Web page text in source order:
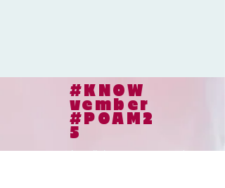
#KNOW
vember
#POAM2
5
© 2024 le collaborateur cancer |